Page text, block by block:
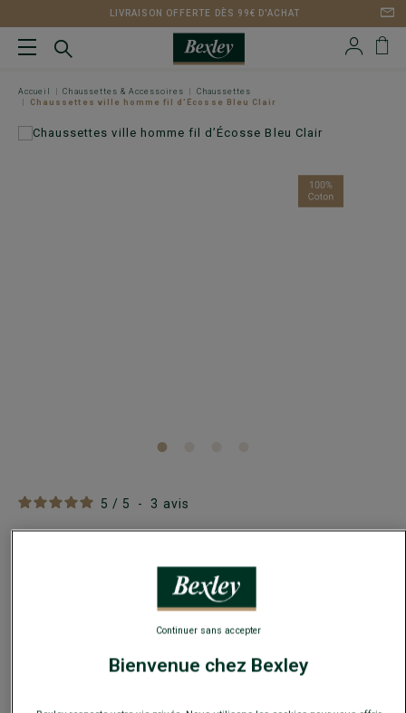
LIVRAISON OFFERTE DÈS 99€ D'ACHAT
Accueil Chaussettes & Accessoires
Chaussettes
Chaussettes ville homme fil d’Écosse Bleu Clair
5 / 5 - 3 avis
Renforts talons et pointes, avec côtes plates
4 paires au choix
Bienvenue chez Bexley
Continuer sans accepter